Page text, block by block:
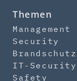
Themen
Management
Security
Brandschutz
IT-Security
Safety